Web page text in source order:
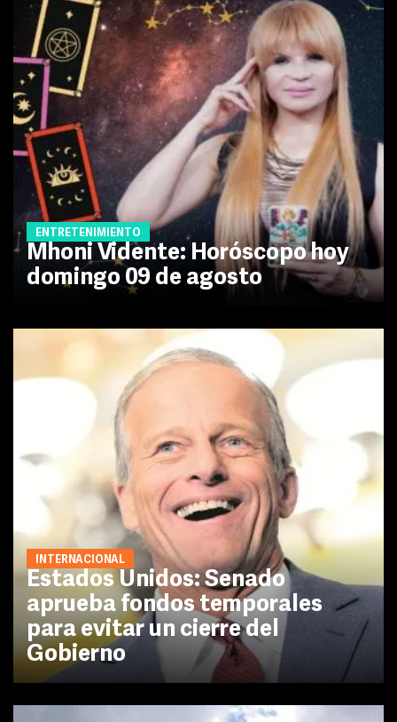
ENTRETENIMIENTO
Mhoni Vidente: Horóscopo hoy
domingo 09 de agosto
INTERNACIONAL
Estados Unidos: Senado
aprueba fondos temporales
para evitar un cierre del
Gobierno